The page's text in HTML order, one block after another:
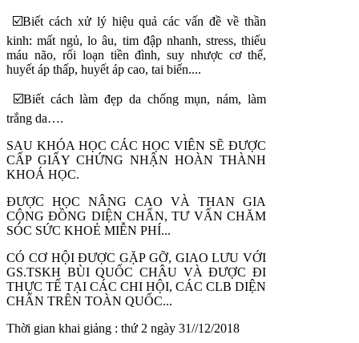
☑️Biết cách xử lý hiệu quả các vấn đề về thần
kinh: mất ngủ, lo âu, tim đập nhanh, stress, thiếu
máu não, rối loạn tiền đình, suy nhược cơ thể,
huyết áp thấp, huyết áp cao, tai biến....
☑️Biết cách làm đẹp da chống mụn, nám, làm
trắng da….
SAU KHÓA HỌC CÁC HỌC VIÊN SẼ ĐƯỢC
CẤP GIẤY CHỨNG NHẬN HOÀN THÀNH
KHOÁ HỌC.
ĐƯỢC HỌC NÂNG CAO VÀ THAN GIA
CỘNG ĐỒNG DIỆN CHẨN, TƯ VẤN CHĂM
SÓC SỨC KHOẺ MIỄN PHÍ...
CÓ CƠ HỘI ĐƯỢC GẶP GỠ, GIAO LƯU VỚI
GS.TSKH BÙI QUỐC CHÂU VÀ ĐƯỢC ĐI
THỰC TẾ TẠI CÁC CHI HỘI, CÁC CLB DIỆN
CHẨN TRÊN TOÀN QUỐC...
Thời gian khai giảng : thứ 2 ngày 31//12/2018